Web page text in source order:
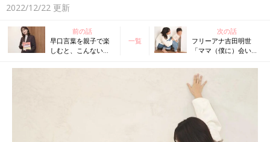
2022/12/22 更新
前の話
早口言葉を親子で楽
しむと、こんないい
士・フリーアナウン
一覧
次の話
フリーアナ吉田明世
「ママ（僕に）会いた
ざとかわいい発言にズ
キューン！これは計算
か？天然か？